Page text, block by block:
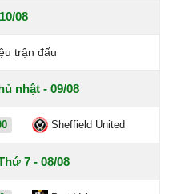
08
trận đấu
nhật - 09/08
Sheffield United
7 - 08/08